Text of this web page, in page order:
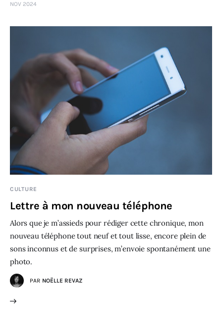
NOV 2024
CULTURE
Lettre à mon nouveau téléphone
Alors que je m’assieds pour rédiger cette chronique, mon
nouveau téléphone tout neuf et tout lisse, encore plein de
sons inconnus et de surprises, m’envoie spontanément une
photo.
PAR NOËLLE REVAZ